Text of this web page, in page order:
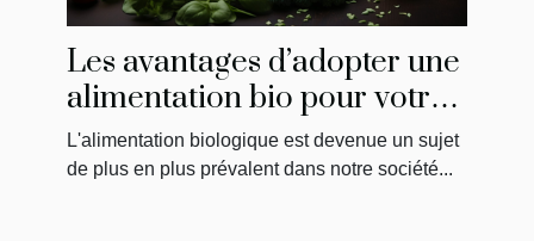
Les avantages d’adopter une
alimentation bio pour votre
santé et l'environnement
L'alimentation biologique est devenue un sujet
de plus en plus prévalent dans notre société...